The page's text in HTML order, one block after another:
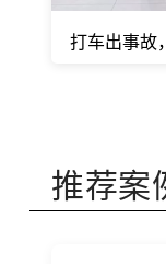
打车出事故
推荐案